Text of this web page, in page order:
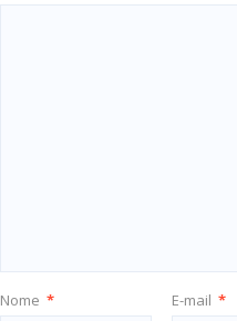
Nome * E-mail *